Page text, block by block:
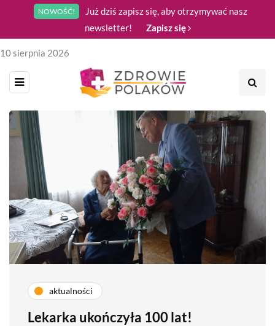
NOWOŚĆ!
Już dziś zapisz się, aby otrzymywać nasz
newsletter!
Zapisz się
10 sierpnia 2026
aktualności
Lekarka ukończyła 100 lat!